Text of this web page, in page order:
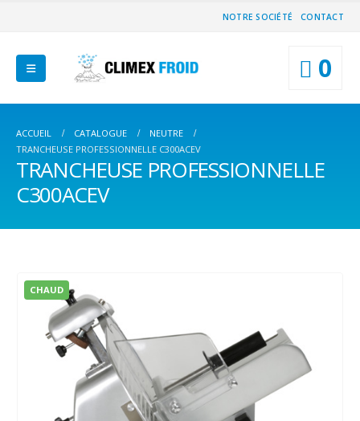
NOTRE SOCIÉTÉ CONTACT
0
ACCUEIL CATALOGUE
NEUTRE
TRANCHEUSE PROFESSIONNELLE C300ACEV
TRANCHEUSE PROFESSIONNELLE
C300ACEV
CHAUD